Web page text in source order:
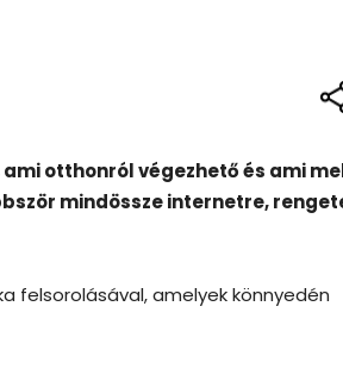
otthonról végezhető és ami
mindössze internetre,
felsorolásával, amelyek könnyedén